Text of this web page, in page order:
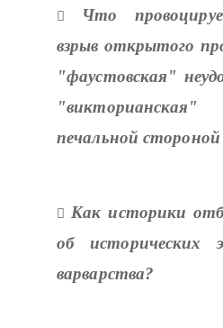

Что
взрыв открытого
"фаустовская"
печальной
 Как историки
об исторических
варварства?